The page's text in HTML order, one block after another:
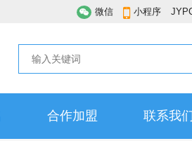
微信 小程序
合作加盟 联系我们